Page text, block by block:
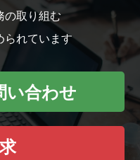
の取り組む
られています
い合わせ